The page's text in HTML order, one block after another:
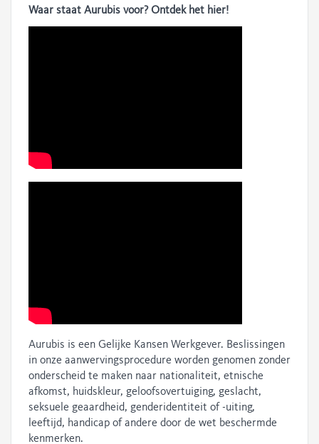
Waar staat Aurubis voor? Ontdek het hier!
Aurubis is een Gelijke Kansen Werkgever. Beslissingen
in onze aanwervingsprocedure worden genomen zonder
onderscheid te maken naar nationaliteit, etnische
afkomst, huidskleur, geloofsovertuiging, geslacht,
seksuele geaardheid, genderidentiteit of -uiting,
leeftijd, handicap of andere door de wet beschermde
kenmerken.